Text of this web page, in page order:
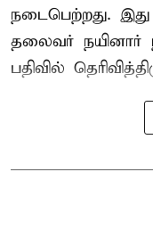
நடைபெற்றது.
தலைவர் நயினார்
பதிவில்